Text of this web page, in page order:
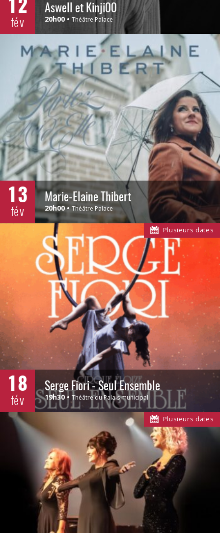
12
fév
Aswell et Kinji00
20h00 Théâtre Palace
13
fév
Marie-Élaine Thibert
20h00 Théâtre Palace
Plusieurs dates
18
fév
Serge Fiori - Seul Ensemble
19h30 Théâtre du Palais municipal
Plusieurs dates